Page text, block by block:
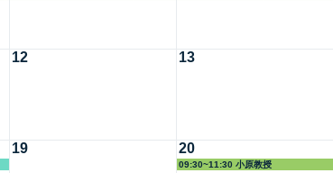
12 13
19 20
09:30~11:30 小原教授